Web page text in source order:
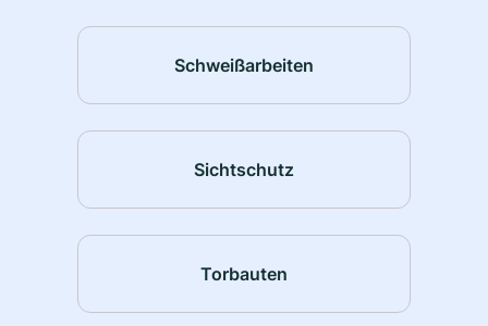
Schweißarbeiten
Sichtschutz
Torbauten